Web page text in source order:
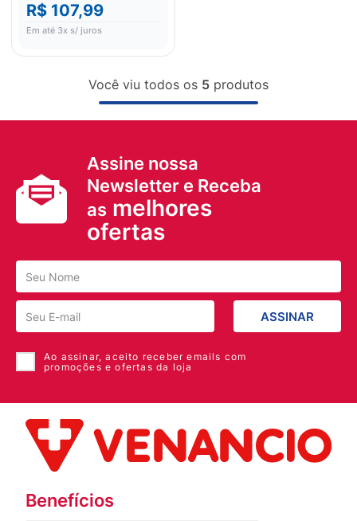
R$ 107,99
Em até 3x s/ juros
Você viu todos os 5 produtos
Assine nossa
Newsletter e Receba
as melhores
ofertas
ASSINAR
Ao assinar, aceito receber emails com
promoções e ofertas da loja
Benefícios